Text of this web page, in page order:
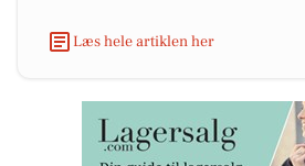
Læs hele artiklen her